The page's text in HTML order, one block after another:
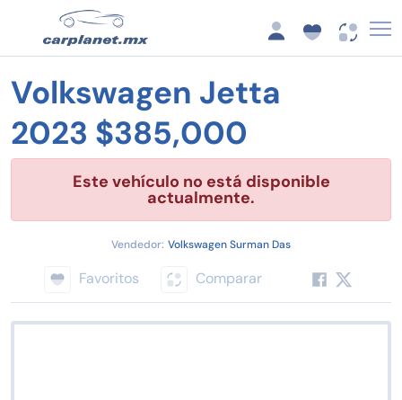
Volkswagen Jetta
2023 $385,000
Este vehículo no está disponible
actualmente.
Vendedor: Volkswagen Surman Das
Favoritos Comparar